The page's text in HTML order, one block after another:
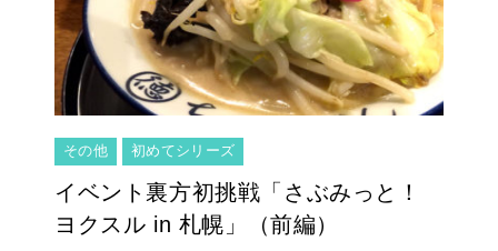
その他 初めてシリーズ
イベント裏方初挑戦「さぶみっと！
ヨクスル in 札幌」（前編）